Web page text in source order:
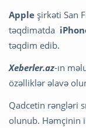
Apple şirkəti San
təqdimatda
təqdim edib.
Xeberler.az-ın
özəlliklər əlavə
Qadcetin rəngləri
olunub. Həmçinin